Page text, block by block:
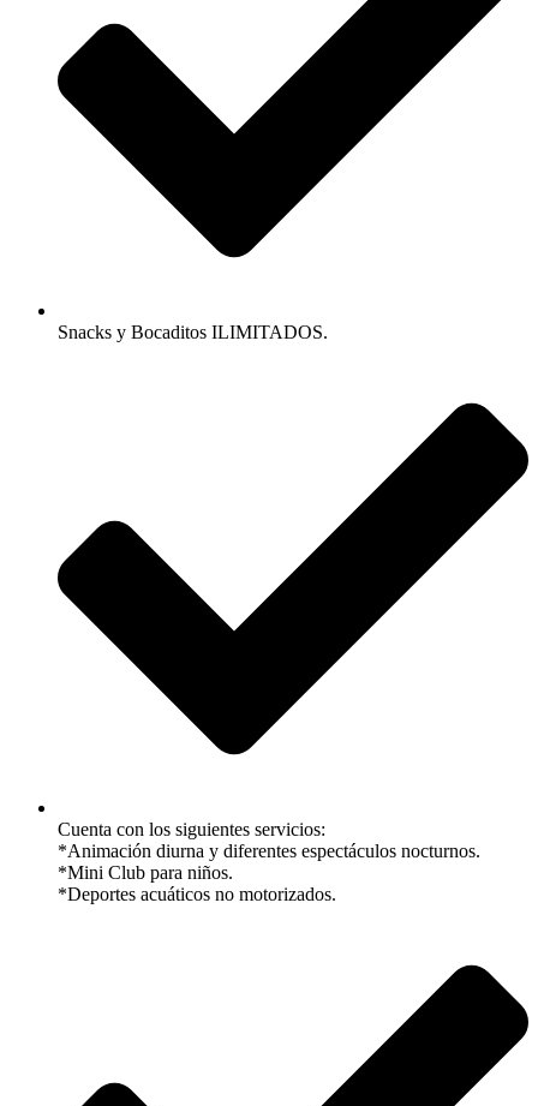
Snacks y Bocaditos ILIMITADOS.
Cuenta con los siguientes servicios:
*Animación diurna y diferentes espectáculos nocturnos.
*Mini Club para niños.
*Deportes acuáticos no motorizados.